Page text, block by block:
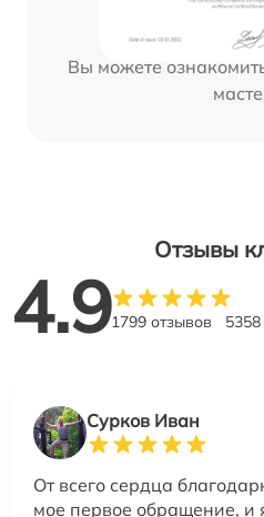
Вы можете
Отзывы
4.91799 отзывов
Сурков Иван
От всего сердца
мое первое обращение, и